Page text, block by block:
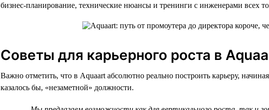
бизнес-планирование, технические нюансы и тренинги с инженерами всех
Советы для карьерного роста в
Важно отметить, что в Aquaart абсолютно реально построить карьеру,
казалось бы, «незаметной» должности.